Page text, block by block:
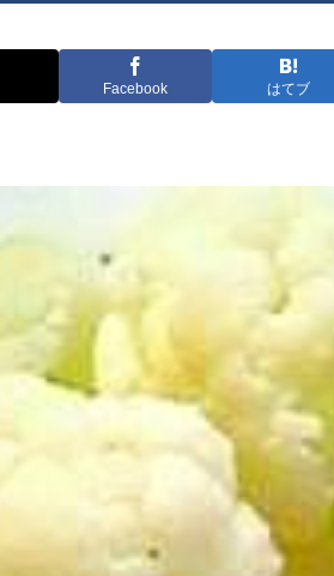
Facebook はてブ